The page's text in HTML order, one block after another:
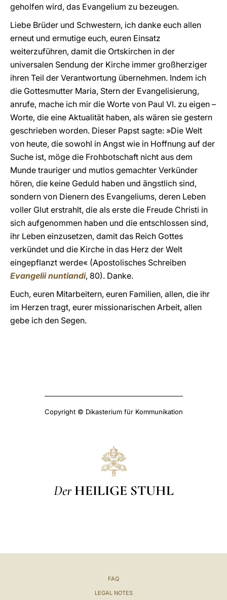
geholfen wird, das Evangelium zu bezeugen.
Liebe Brüder und Schwestern, ich danke euch allen
erneut und ermutige euch, euren Einsatz
weiterzuführen, damit die Ortskirchen in der
universalen Sendung der Kirche immer großherziger
ihren Teil der Verantwortung übernehmen. Indem ich
die Gottesmutter Maria, Stern der Evangelisierung,
anrufe, mache ich mir die Worte von Paul VI. zu eigen –
Worte, die eine Aktualität haben, als wären sie gestern
geschrieben worden. Dieser Papst sagte: »Die Welt
von heute, die sowohl in Angst wie in Hoffnung auf der
Suche ist, möge die Frohbotschaft nicht aus dem
Munde trauriger und mutlos gemachter Verkünder
hören, die keine Geduld haben und ängstlich sind,
sondern von Dienern des Evangeliums, deren Leben
voller Glut erstrahlt, die als erste die Freude Christi in
sich aufgenommen haben und die entschlossen sind,
ihr Leben einzusetzen, damit das Reich Gottes
verkündet und die Kirche in das Herz der Welt
eingepflanzt werde« (Apostolisches Schreiben
Evangelii nuntiandi, 80). Danke.
Euch, euren Mitarbeitern, euren Familien, allen, die ihr
im Herzen tragt, eurer missionarischen Arbeit, allen
gebe ich den Segen.
Copyright © Dikasterium für Kommunikation
Der HEILIGE STUHL
FAQ
LEGAL NOTES